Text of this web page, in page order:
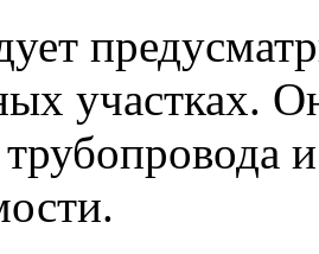
участках.
трубопровода